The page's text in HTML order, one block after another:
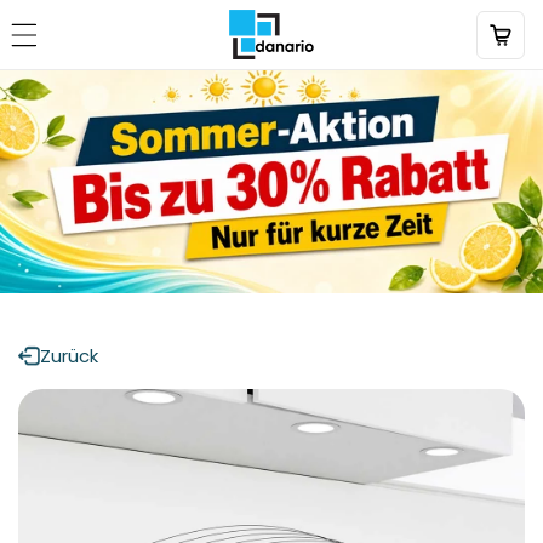
zum
Inhalt
Zurück